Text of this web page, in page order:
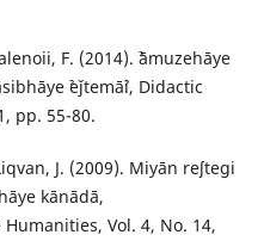
F. (2014). ˀāmuzehāye
ˀeǰtemāˀi, Didactic
pp. 55-80.
J. (2009). Miyān reʃtegi
kānādā,
Vol. 4, No. 14,